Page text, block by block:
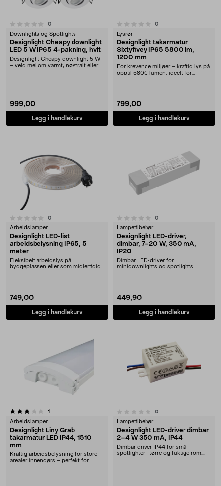
0anmeldelser
Downlights og Spotlights
Designlight Cheapy downlight
LED 5 W IP65 4-pakning, hvit
Designlight Cheapy downlight 5 W
– velg mellom varmt, nøytralt eller
999,00
Legg i handlekurv
0.0 av 5 stjerner 0anmeldelser
Lysrør
Designlight takarmatur
Sixtyfivey IP65 5800 lm,
1200 mm
For krevende miljøer – kraftig lys på
opptil 5800 lumen, ideelt for
799,00
Legg i handlekurv
0anmeldelser
Arbeidslamper
Designlight LED-list
arbeidsbelysning IP65, 5
meter
Fleksibelt arbeidslys på
byggeplassen eller som midlertidig
749,00
Legg i handlekurv
0.0 av 5 stjerner 0anmeldelser
Lampetilbehør
Designlight LED-driver,
dimbar, 7–20 W, 350 mA,
IP20
Dimbar LED-driver for
minidownlights og spotlights.
449,90
Legg i handlekurv
1
Arbeidslamper
Designlight Liny Grab
takarmatur LED IP44, 1510
mm
Kraftig arbeidsbelysning for store
arealer innendørs – perfekt for
0.0 av 5 stjerner 0anmeldelser
Lampetilbehør
Designlight LED-driver dimbar
2–4 W 350 mA, IP44
Dimbar driver IP44 for små
spotlighter i tørre og fuktige rom.